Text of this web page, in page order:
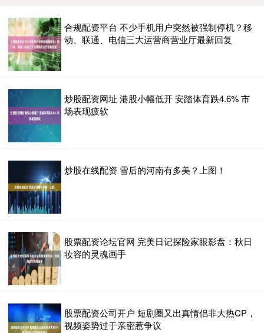
合规配资平台 不少手机用户突然被强制停机？移
动、联通、电信三大运营商营业厅最新回复
炒股配资网址 港股小幅低开 安踏体育跌4.6% 市
场表现疲软
炒股在线配资 雪后的河南有多美？上图！
股票配资论坛官网 完美日记探险家眼影盘：秋日
妆容的灵魂画手
股票配资公司开户 短剧圈又出真情侣非大热CP，
视频姿势过于亲密惹争议